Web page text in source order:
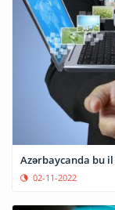
02-11-2022